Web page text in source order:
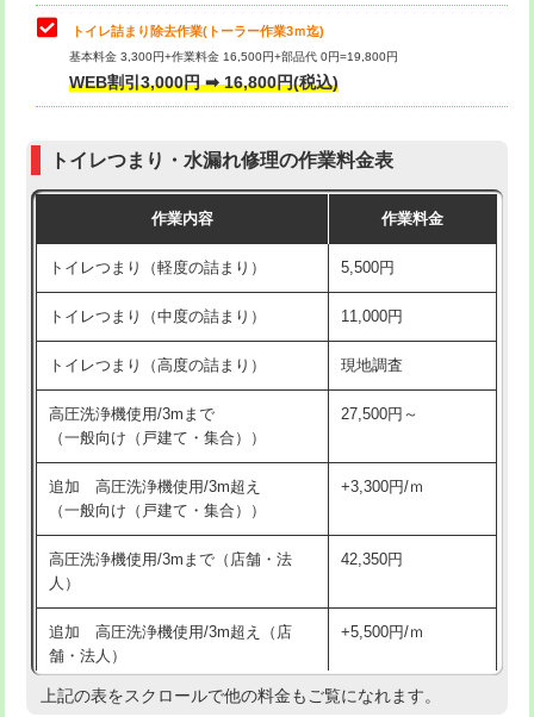
トイレ詰まり除去作業(トーラー作業3ｍ迄)
基本料金 3,300円+作業料金 16,500円+部品代 0円=19,800円
WEB割引3,000円 ➡ 16,800円(税込)
トイレつまり・水漏れ修理の作業料金表
作業内容 作業料金
トイレつまり（軽度の詰まり） 5,500円
トイレつまり（中度の詰まり） 11,000円
トイレつまり（高度の詰まり） 現地調査
高圧洗浄機使用/3mまで
（一般向け（戸建て・集合））
27,500円～
追加 高圧洗浄機使用/3m超え
（一般向け（戸建て・集合））
+3,300円/ｍ
高圧洗浄機使用/3mまで（店舗・法
人）
42,350円
追加 高圧洗浄機使用/3m超え（店
舗・法人）
+5,500円/ｍ
高度高圧洗浄換 現地調査
上記の表をスクロールで他の料金もご覧になれます。